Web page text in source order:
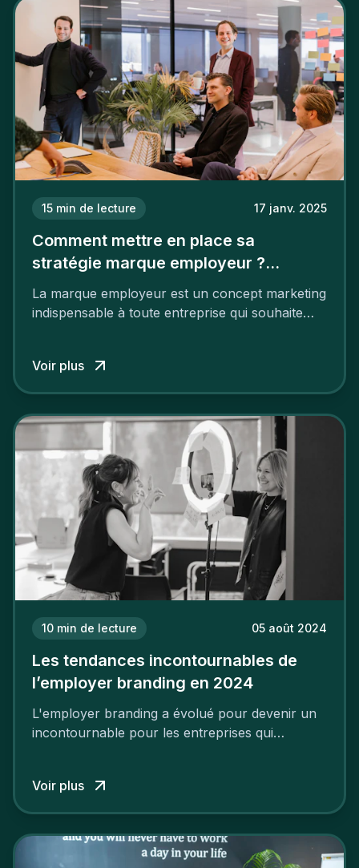
15 min de lecture 17 janv. 2025
Comment mettre en place sa
stratégie marque employeur ?
Découvrez les 7 étapes
La marque employeur est un concept marketing
indispensable à toute entreprise qui souhaite
employeur solide et positive sont évidentes, ce
travail, pour qu’il soit réussi, ne peut se faire en
mettre en œuvre un certain nombre d’actions.
Voir plus
10 min de lecture 05 août 2024
Les tendances incontournables de
l’employer branding en 2024
L'employer branding a évolué pour devenir un
incontournable pour les entreprises qui
Voir plus